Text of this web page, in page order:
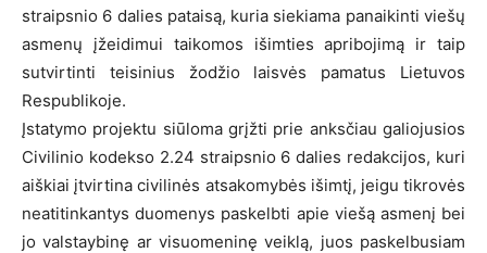
straipsnio 6 dalies pataisą, kuria siekiama panaikinti viešų
asmenų įžeidimui taikomos išimties apribojimą ir taip
sutvirtinti teisinius žodžio laisvės pamatus Lietuvos
Respublikoje.
Įstatymo projektu siūloma grįžti prie anksčiau galiojusios
Civilinio kodekso 2.24 straipsnio 6 dalies redakcijos, kuri
aiškiai įtvirtina civilinės atsakomybės išimtį, jeigu tikrovės
neatitinkantys duomenys paskelbti apie viešą asmenį bei
jo valstaybinę ar visuomeninę veiklą, juos paskelbusiam